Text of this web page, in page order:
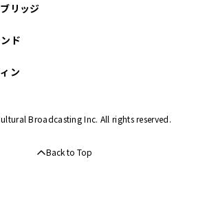
リッジ
ド
ン
Broadcasting Inc. All rights reserved.
Back to Top